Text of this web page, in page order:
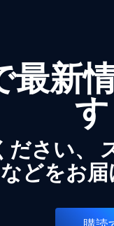
最新
す
ださい、
などをお届